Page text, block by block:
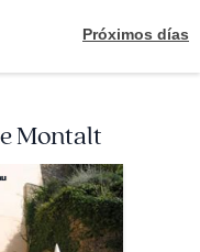
Próximos días
Montalt